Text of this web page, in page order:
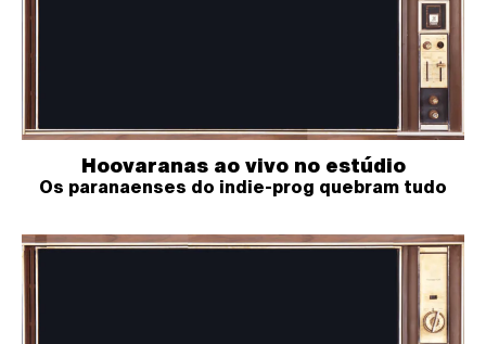
Hoovaranas ao vivo no estúdio
Os paranaenses do indie-prog quebram tudo